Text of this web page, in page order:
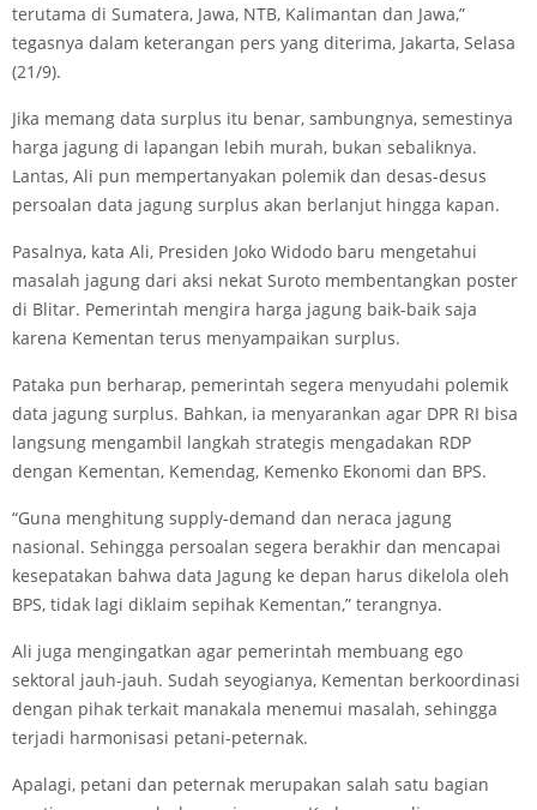
terutama di Sumatera, Jawa, NTB, Kalimantan dan Jawa,”
tegasnya dalam keterangan pers yang diterima, Jakarta, Selasa
(21/9).
Jika memang data surplus itu benar, sambungnya, semestinya
harga jagung di lapangan lebih murah, bukan sebaliknya.
Lantas, Ali pun mempertanyakan polemik dan desas-desus
persoalan data jagung surplus akan berlanjut hingga kapan.
Pasalnya, kata Ali, Presiden Joko Widodo baru mengetahui
masalah jagung dari aksi nekat Suroto membentangkan poster
di Blitar. Pemerintah mengira harga jagung baik-baik saja
karena Kementan terus menyampaikan surplus.
Pataka pun berharap, pemerintah segera menyudahi polemik
data jagung surplus. Bahkan, ia menyarankan agar DPR RI bisa
langsung mengambil langkah strategis mengadakan RDP
dengan Kementan, Kemendag, Kemenko Ekonomi dan BPS.
“Guna menghitung supply-demand dan neraca jagung
nasional. Sehingga persoalan segera berakhir dan mencapai
kesepatakan bahwa data Jagung ke depan harus dikelola oleh
BPS, tidak lagi diklaim sepihak Kementan,” terangnya.
Ali juga mengingatkan agar pemerintah membuang ego
sektoral jauh-jauh. Sudah seyogianya, Kementan berkoordinasi
dengan pihak terkait manakala menemui masalah, sehingga
terjadi harmonisasi petani-peternak.
Apalagi, petani dan peternak merupakan salah satu bagian